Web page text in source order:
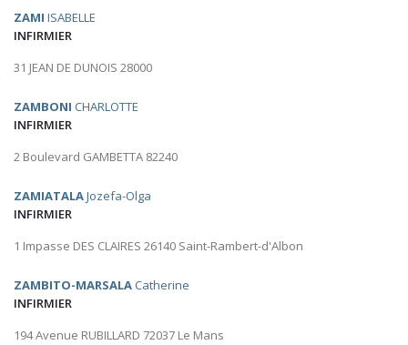
ZAMI ISABELLE
INFIRMIER
31 JEAN DE DUNOIS 28000
ZAMBONI CHARLOTTE
INFIRMIER
2 Boulevard GAMBETTA 82240
ZAMIATALAJozefa-Olga
INFIRMIER
1 Impasse DES CLAIRES 26140 Saint-Rambert-d'Albon
ZAMBITO-MARSALA Catherine
INFIRMIER
194 Avenue RUBILLARD 72037 Le Mans